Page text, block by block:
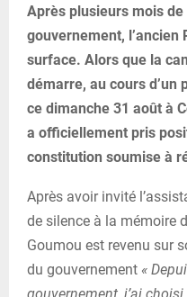
Après plusieurs mois
gouvernement,
surface. Alors que la
démarre, au cours d’un
ce dimanche 31 août à
a officiellement pris
constitution soumise à
Après avoir invité
de silence à la mémoire
Goumou est revenu sur
du gouvernement «